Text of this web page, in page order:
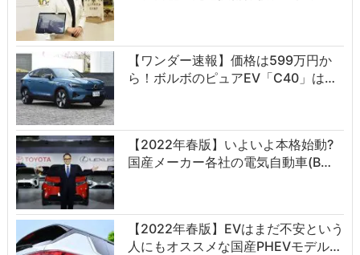
【ワンダー速報】価格は599万円か
ら！ボルボのピュアEV「C40」は…
【2022年春版】いよいよ本格始動?
国産メーカー各社の電気自動車(B…
【2022年春版】EVはまだ不安という
人にもオススメな国産PHEVモデル…